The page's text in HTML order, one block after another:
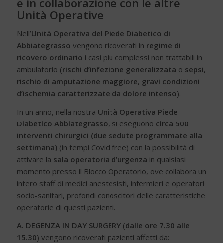
e in collaborazione con le altre
Unità Operative
Nell’Unità Operativa del Piede Diabetico di
Abbiategrasso vengono ricoverati in regime di
ricovero ordinario i casi più complessi non trattabili in
ambulatorio (rischi d’infezione generalizzata o sepsi,
rischio di amputazione maggiore, gravi condizioni
d’ischemia caratterizzate da dolore intenso).
In un anno, nella nostra Unità Operativa Piede
Diabetico Abbiategrasso, si eseguono circa 500
interventi chirurgici (due sedute programmate alla
settimana)(in tempi Covid free) con la possibilità di
attivare la sala operatoria d’urgenza in qualsiasi
momento presso il Blocco Operatorio, ove collabora un
intero staff di medici anestesisti, infermieri e operatori
socio-sanitari, profondi conoscitori delle caratteristiche
operatorie di questi pazienti.
A. DEGENZA IN DAY SURGERY(dalle ore 7.30 alle
15.30) vengono ricoverati pazienti affetti da: